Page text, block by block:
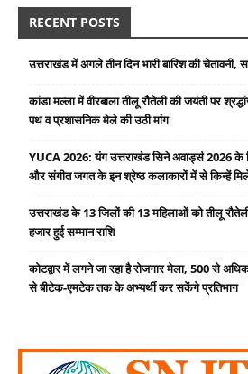
RECENT POSTS
उत्तराखंड में अगले तीन दिन भारी बारिश की चेतावनी,
कांडा मल्ला में वीरबाला तीलू रौतेली की जयंती पर
पथ व प्रशासनिक मेले की उठी मांग
YUCA 2026: यंग उत्तराखंड सिने अवार्ड्स 2026 के
और संगीत जगत के इन श्रेष्ठ कलाकारों में से किन्हें
उत्तराखंड के 13 जिलों की 13 महिलाओं को तीलू
हजार हुई सम्मान राशि
कोटद्वार में लगने जा रहा है रोजगार मेला, 500 से
से बीटेक-एमटेक तक के अभ्यर्थी कर सकेंगे प्रतिभाग